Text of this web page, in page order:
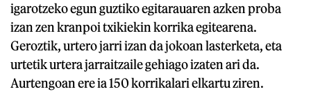
igarotzeko egun guztiko egitarauaren azken proba
izan zen kranpoi txikiekin korrika egitearena.
Geroztik, urtero jarri izan da jokoan lasterketa, eta
urtetik urtera jarraitzaile gehiago izaten ari da.
Aurtengoan ere ia 150 korrikalari elkartu ziren.